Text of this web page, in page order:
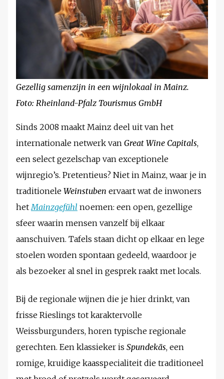
Gezellig samenzijn in een wijnlokaal in Mainz.
Foto: Rheinland-Pfalz Tourismus GmbH
Sinds 2008 maakt Mainz deel uit van het
internationale netwerk van Great Wine Capitals,
een select gezelschap van exceptionele
wijnregio’s. Pretentieus? Niet in Mainz, waar je in
traditionele Weinstuben ervaart wat de inwoners
hetMainzgefühl noemen: een open, gezellige
sfeer waarin mensen vanzelf bij elkaar
aanschuiven. Tafels staan dicht op elkaar en lege
stoelen worden spontaan gedeeld, waardoor je
als bezoeker al snel in gesprek raakt met locals.
Bij de regionale wijnen die je hier drinkt, van
frisse Rieslings tot karaktervolle
Weissburgunders, horen typische regionale
gerechten. Een klassieker is Spundekäs, een
romige, kruidige kaasspecialiteit die traditioneel